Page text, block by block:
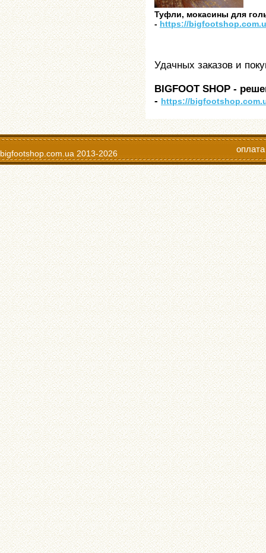
Туфли, мокасины для
- https://
Удачных заказов и
BIGFOOT SHOP -
- https://
bigfootshop.com.ua 2013-2026 оплата